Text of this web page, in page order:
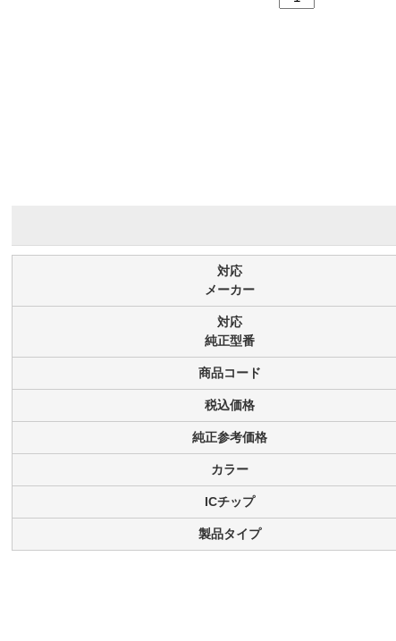
対応
メーカー
対応
純正型番
商品コード
税込価格
純正参考価格
カラー
ICチップ
製品タイプ